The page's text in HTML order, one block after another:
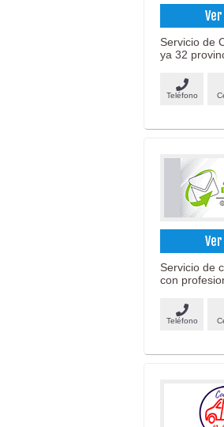
Servicio de
ya 32
Teléfono
Servicio de
con
Teléfono